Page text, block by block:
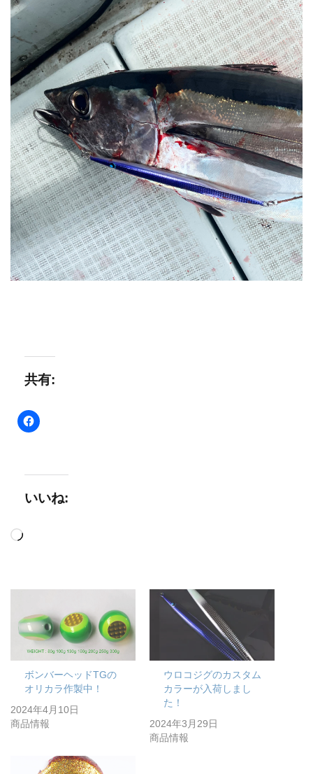
共有:
いいね:
読
中…
ボンバーヘッドTGの
オリカラ作製中！
2024年4月10日
商品情報
ウロコジグのカスタム
カラーが入荷しまし
た！
2024年3月29日
商品情報